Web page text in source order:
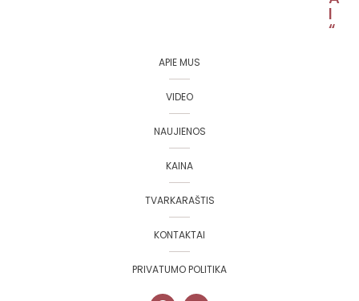
I
“
APIE MUS
VIDEO
NAUJIENOS
KAINA
TVARKARAŠTIS
KONTAKTAI
PRIVATUMO POLITIKA